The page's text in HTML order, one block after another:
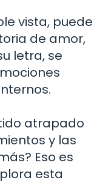
vista, puede
de amor,
letra, se
atrapado
y las
Eso es
esta